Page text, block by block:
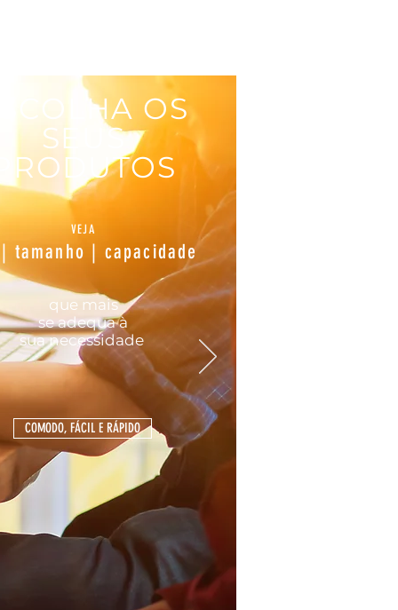
OS
SEUS
PRODUTOS
VEJA
tamanho | capacidade
que mais
seadequaà
suanecessidade
COMODO, FÁCIL E RÁPIDO